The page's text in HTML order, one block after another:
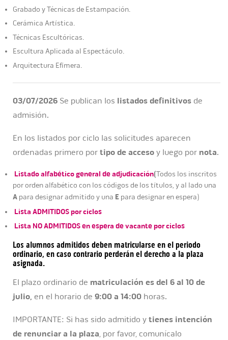
Grabado y Técnicas de Estampación.
Cerámica Artística.
Técnicas Escultóricas.
Escultura Aplicada al Espectáculo.
Arquitectura Efímera.
03/07/2026 Se publican los listados definitivos de
admisión.
En los listados por ciclo las solicitudes aparecen
ordenadas primero por tipo de acceso y luego por nota.
Listado alfabético general de adjudicación(Todos los inscritos
por orden alfabético con los códigos de los títulos, y al lado una
A para designar admitido y una E para designar en espera)
Lista ADMITIDOS por ciclos
Lista NO ADMITIDOS en espera de vacante por ciclos
Los alumnos admitidos deben matricularse en el periodo
ordinario, en caso contrarioperderán el derecho a la plaza
asignada.
El plazo ordinario de matriculación es del 6 al 10 de
julio, en el horario de 9:00 a 14:00 horas.
IMPORTANTE: Si has sido admitido y tienes intención
de renunciar a la plaza, por favor, comunícalo